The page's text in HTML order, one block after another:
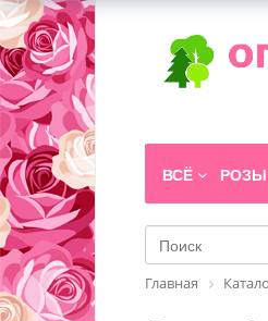
ВСЁ РОЗЫ
Главная